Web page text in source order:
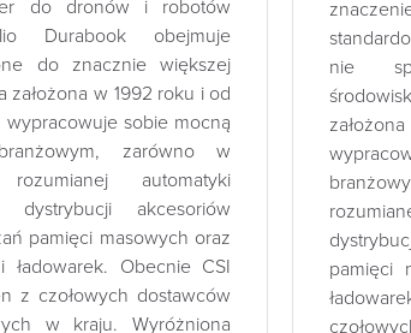
do dronów i robotów
Durabook obejmuje
do znacznie większej
założona w 1992 roku i od
sobie mocną
zarówno w
automatyki
akcesoriów
pamięci masowych oraz
ładowarek. Obecnie CSI
z czołowych dostawców
w kraju. Wyróżniona
nie
pamięci